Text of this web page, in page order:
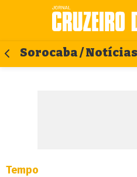
Sorocaba / Notícias
Tempo